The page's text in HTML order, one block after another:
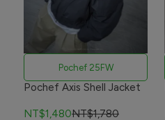
Pochef 25FW
Pochef Axis Shell Jacket
NT$1,480NT$1,780